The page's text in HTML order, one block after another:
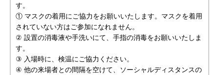
す。
① マスクの着用にご協力をお願いいたします。マスクを着用
されていない方はご参加になれません。
② 設置の消毒液や手洗いにて、手指の消毒をお願いいたしま
す。
③ 入場時に、検温にご協力ください。
④ 他の来場者との間隔を空けて、ソーシャルディスタンスの